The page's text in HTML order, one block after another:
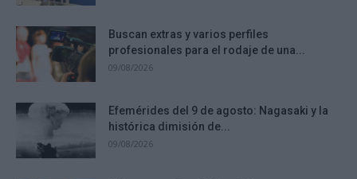
Buscan extras y varios perfiles
profesionales para el rodaje de una...
09/08/2026
Efemérides del 9 de agosto: Nagasaki y la
histórica dimisión de...
09/08/2026